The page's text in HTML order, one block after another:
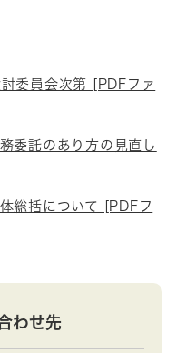
委員会次第 [PDFファ
委託のあり方の見直し
総括について [PDFフ
わせ先